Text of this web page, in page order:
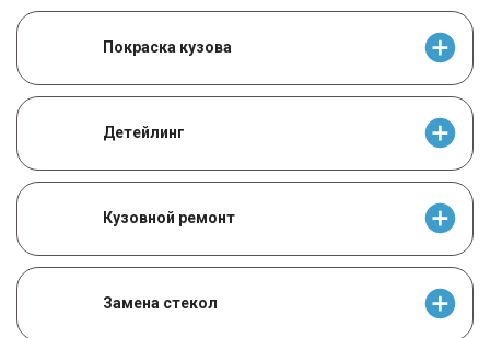
Покраска кузова
Детейлинг
Кузовной ремонт
Замена стекол